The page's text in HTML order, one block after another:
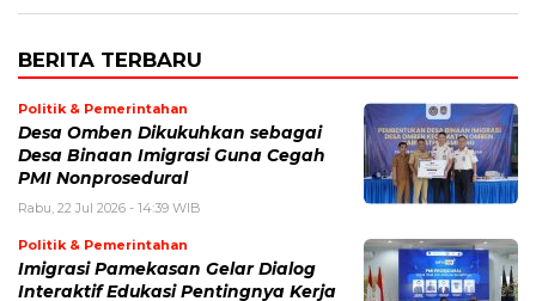
BERITA TERBARU
Politik & Pemerintahan
Desa Omben Dikukuhkan sebagai
Desa Binaan Imigrasi Guna Cegah
PMI Nonprosedural
Rabu, 22 Jul 2026 - 14:39 WIB
Politik & Pemerintahan
Imigrasi Pamekasan Gelar Dialog
Interaktif Edukasi Pentingnya Kerja